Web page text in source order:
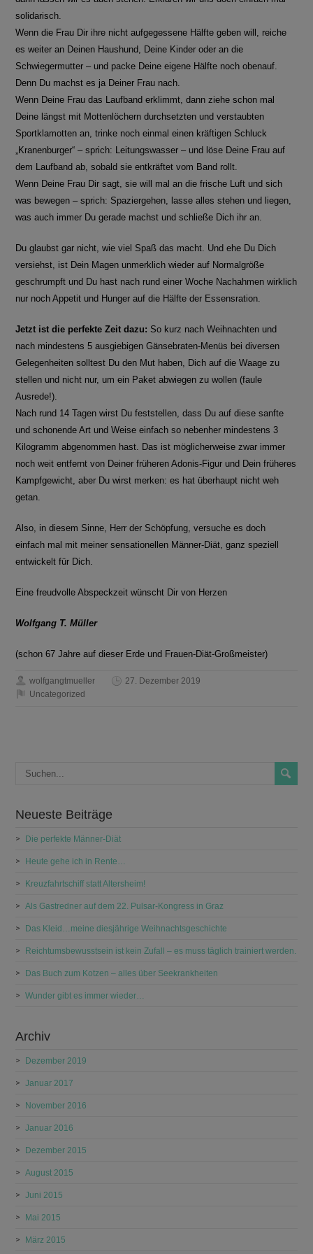
solidarisch.
Wenn die Frau Dir ihre nicht aufgegessene Hälfte geben will, reiche
es weiter an Deinen Haushund, Deine Kinder oder an die
Schwiegermutter – und packe Deine eigene Hälfte noch obenauf.
Denn Du machst es ja Deiner Frau nach.
Wenn Deine Frau das Laufband erklimmt, dann ziehe schon mal
Deine längst mit Mottenlöchern durchsetzten und verstaubten
Sportklamotten an, trinke noch einmal einen kräftigen Schluck
„Kranenburger“ – sprich: Leitungswasser – und löse Deine Frau auf
dem Laufband ab, sobald sie entkräftet vom Band rollt.
Wenn Deine Frau Dir sagt, sie will mal an die frische Luft und sich
was bewegen – sprich: Spaziergehen, lasse alles stehen und liegen,
was auch immer Du gerade machst und schließe Dich ihr an.
Du glaubst gar nicht, wie viel Spaß das macht. Und ehe Du Dich
versiehst, ist Dein Magen unmerklich wieder auf Normalgröße
geschrumpft und Du hast nach rund einer Woche Nachahmen wirklich
nur noch Appetit und Hunger auf die Hälfte der Essensration.
Jetzt ist die perfekte Zeit dazu: So kurz nach Weihnachten und
nach mindestens 5 ausgiebigen Gänsebraten-Menüs bei diversen
Gelegenheiten solltest Du den Mut haben, Dich auf die Waage zu
stellen und nicht nur, um ein Paket abwiegen zu wollen (faule
Ausrede!).
Nach rund 14 Tagen wirst Du feststellen, dass Du auf diese sanfte
und schonende Art und Weise einfach so nebenher mindestens 3
Kilogramm abgenommen hast. Das ist möglicherweise zwar immer
noch weit entfernt von Deiner früheren Adonis-Figur und Dein früheres
Kampfgewicht, aber Du wirst merken: es hat überhaupt nicht weh
getan.
Also, in diesem Sinne, Herr der Schöpfung, versuche es doch
einfach mal mit meiner sensationellen Männer-Diät, ganz speziell
entwickelt für Dich.
Eine freudvolle Abspeckzeit wünscht Dir von Herzen
Wolfgang T. Müller
(schon 67 Jahre auf dieser Erde und Frauen-Diät-Großmeister)
wolfgangtmueller
27. Dezember 2019
Uncategorized
Neueste Beiträge
Die perfekte Männer-Diät
Heute gehe ich in Rente…
Kreuzfahrtschiff statt Altersheim!
Als Gastredner auf dem 22. Pulsar-Kongress in Graz
Das Kleid…meine diesjährige Weihnachtsgeschichte
Reichtumsbewusstsein ist kein Zufall – es muss täglich trainiert werden.
Das Buch zum Kotzen – alles über Seekrankheiten
Wunder gibt es immer wieder…
Archiv
Dezember 2019
Januar 2017
November 2016
Januar 2016
Dezember 2015
August 2015
Juni 2015
Mai 2015
März 2015